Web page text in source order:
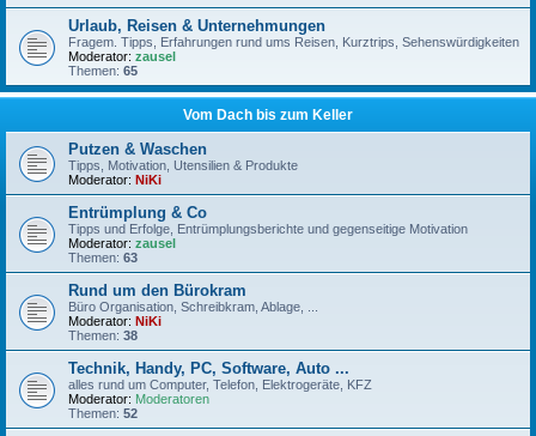
Urlaub, Reisen & Unternehmungen
Fragem. Tipps, Erfahrungen rund ums Reisen, Kurztrips, Sehenswürdigkeiten
Moderator: zausel
Themen: 65
Vom Dach bis zum Keller
Putzen & Waschen
Tipps, Motivation, Utensilien & Produkte
Moderator: NiKi
Entrümplung & Co
Tipps und Erfolge, Entrümplungsberichte und gegenseitige Motivation
Moderator: zausel
Themen: 63
Rund um den Bürokram
Büro Organisation, Schreibkram, Ablage, ...
Moderator: NiKi
Themen: 38
Technik, Handy, PC, Software, Auto ...
alles rund um Computer, Telefon, Elektrogeräte, KFZ
Moderator: Moderatoren
Themen: 52